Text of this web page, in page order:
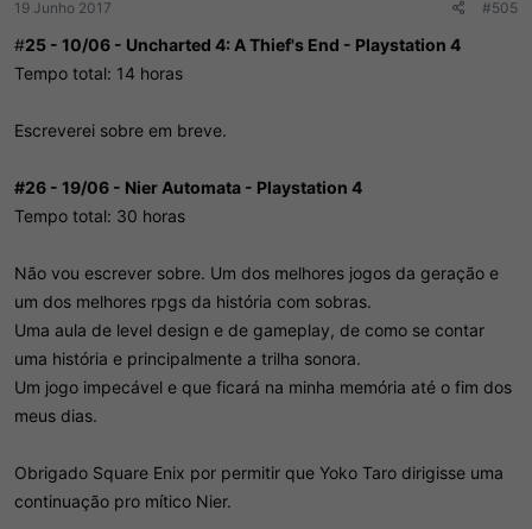
19 Junho 2017 #505
#25 - 10/06 - Uncharted 4: A Thief's End - Playstation 4
Tempo total: 14 horas
Escreverei sobre em breve.
#26 - 19/06 - Nier Automata - Playstation 4
Tempo total: 30 horas
Não vou escrever sobre. Um dos melhores jogos da geração e
um dos melhores rpgs da história com sobras.
Uma aula de level design e de gameplay, de como se contar
uma história e principalmente a trilha sonora.
Um jogo impecável e que ficará na minha memória até o fim dos
meus dias.
Obrigado Square Enix por permitir que Yoko Taro dirigisse uma
continuação pro mítico Nier.